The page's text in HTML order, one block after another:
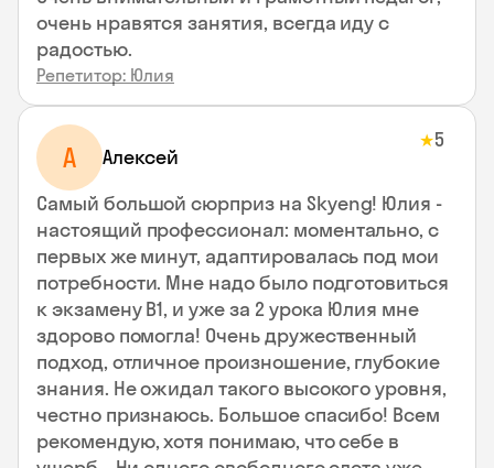
очень нравятся занятия, всегда иду с
радостью.
Репетитор: Юлия
А Алексей
★5
Самый большой сюрприз на Skyeng! Юлия -
настоящий профессионал: моментально, с
первых же минут, адаптировалась под мои
потребности. Мне надо было подготовиться
к экзамену В1, и уже за 2 урока Юлия мне
здорово помогла! Очень дружественный
подход, отличное произношение, глубокие
знания. Не ожидал такого высокого уровня,
честно признаюсь. Большое спасибо! Всем
рекомендую, хотя понимаю, что себе в